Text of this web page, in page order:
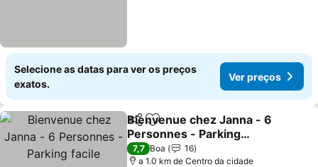
Selecione as datas para ver os preços
exatos.
Ver preços
PartilharAdicionar aos favoritos
Bienvenue chez Janna - 6
Personnes - Parking
facile
7,7 Boa
16
a 1.0 km de Centro da cidade